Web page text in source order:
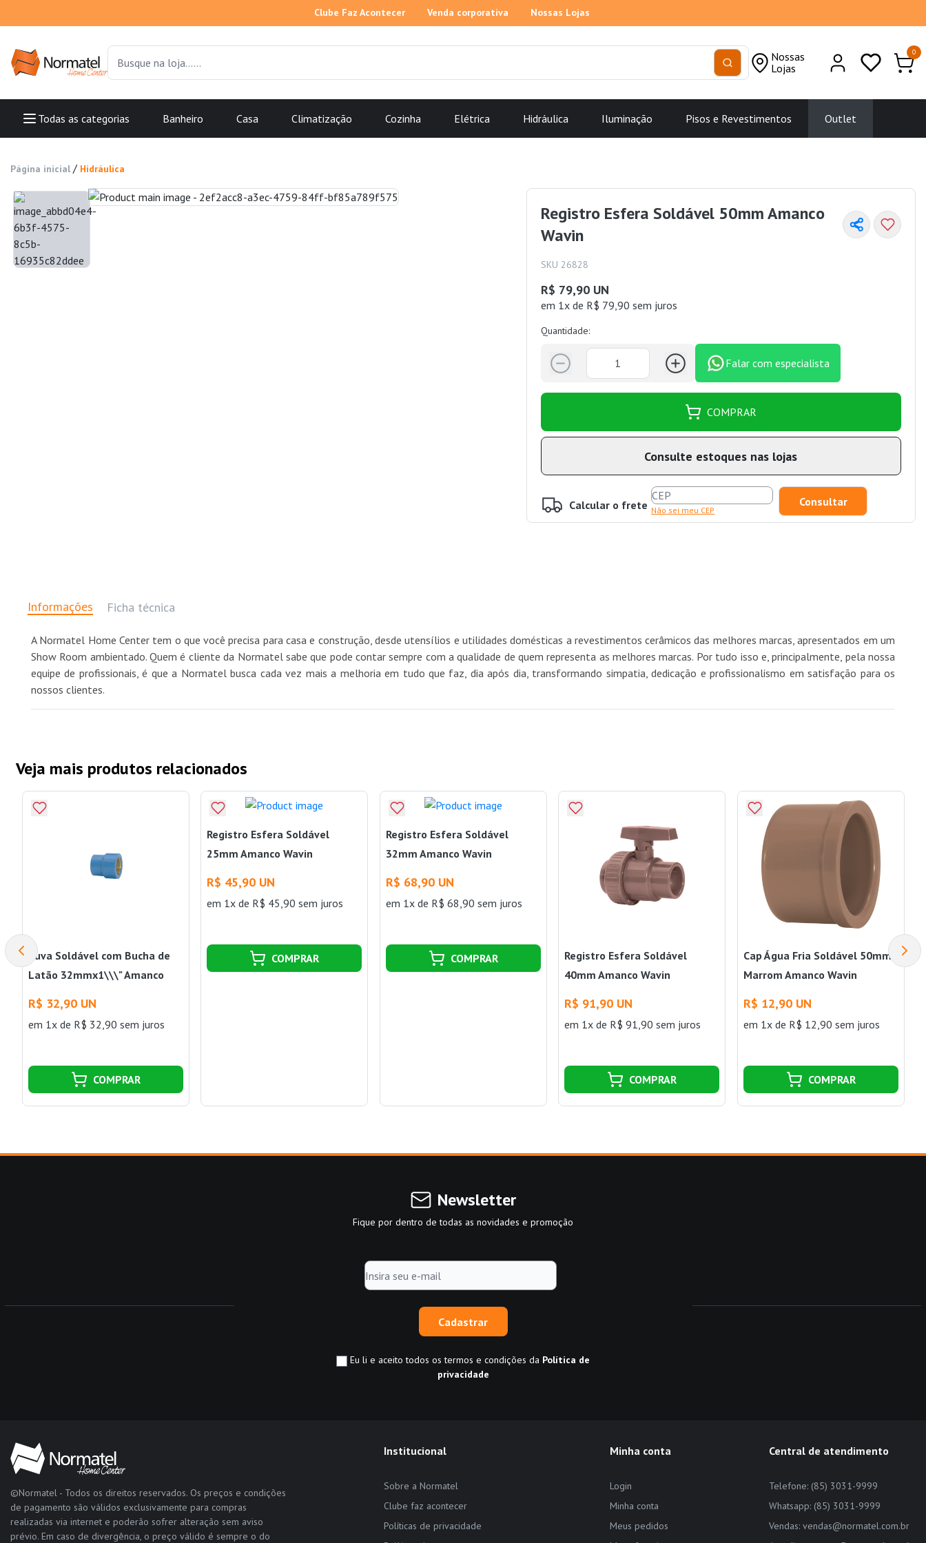
Clube Faz Acontecer Venda corporativa Nossas Lojas
Nossas
Lojas
0
Todas as categorias Banheiro Casa Climatização Cozinha Elétrica Hidráulica Iluminação Pisos e Revestimentos Outlet
Página inicial / Hidráulica
Registro Esfera Soldável 50mm Amanco
Wavin
SKU 26828
R$ 79,90 UN
em 1x de R$ 79,90 sem juros
Quantidade:
Falar com especialista
COMPRAR
Consulte estoques nas lojas
Calcular o frete Não sei meu CEP
Informações Ficha técnica
A Normatel Home Center tem o que você precisa para casa e construção, desde utensílios e utilidades domésticas a revestimentos cerâmicos das melhores marcas, apresentados em um
Show Room ambientado. Quem é cliente da Normatel sabe que pode contar sempre com a qualidade de quem representa as melhores marcas. Por tudo isso e, principalmente, pela nossa
equipe de profissionais, é que a Normatel busca cada vez mais a melhoria em tudo que faz, dia após dia, transformando simpatia, dedicação e profissionalismo em satisfação para os
nossos clientes.
Veja mais produtos relacionados
Luva Soldável com Bucha de
Latão 32mmx1\\\" Amanco
R$ 32,90 UN
em 1x de R$ 32,90 sem juros
COMPRAR
Registro Esfera Soldável
25mm Amanco Wavin
R$ 45,90 UN
em 1x de R$ 45,90 sem juros
COMPRAR
Registro Esfera Soldável
32mm Amanco Wavin
R$ 68,90 UN
em 1x de R$ 68,90 sem juros
COMPRAR
Registro Esfera Soldável
40mm Amanco Wavin
R$ 91,90 UN
em 1x de R$ 91,90 sem juros
COMPRAR
Cap Água Fria Soldável 50mm
Marrom Amanco Wavin
R$ 12,90 UN
em 1x de R$ 12,90 sem juros
COMPRAR
Newsletter
Fique por dentro de todas as novidades e promoção
Cadastrar
Eu li e aceito todos os termos e condições da Política de
privacidade
©Normatel - Todos os direitos reservados. Os preços e condições
de pagamento são válidos exclusivamente para compras
realizadas via internet e poderão sofrer alteração sem aviso
prévio. Em caso de divergência, o preço válido é sempre o do
Institucional
Sobre a Normatel
Clube faz acontecer
Políticas de privacidade
Minha conta
Login
Minha conta
Meus pedidos
Central de atendimento
Telefone: (85) 3031-9999
Whatsapp: (85) 3031-9999
Vendas: vendas@normatel.com.br